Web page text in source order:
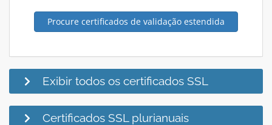
Procure certificados de validação estendida
Exibir todos os certificados SSL
Certificados SSL plurianuais